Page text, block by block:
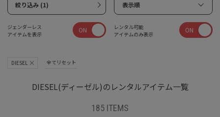
絞り込み (1) 表示順
ジェンダーレス
アイテムを表示
ON
レンタル可能
アイテムのみ表示
ON
DIESEL 全てリセット
DIESEL(ディーゼル)のレンタルアイテム一覧
185 ITEMS